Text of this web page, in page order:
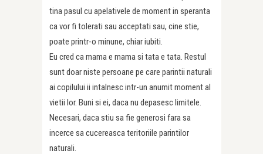
tina pasul cu apelativele de moment in speranta
ca vor fi tolerati sau acceptati sau, cine stie,
poate printr-o minune, chiar iubiti.
Eu cred ca mama e mama si tata e tata. Restul
sunt doar niste persoane pe care parintii naturali
ai copilului ii intalnesc intr-un anumit moment al
vietii lor. Buni si ei, daca nu depasesc limitele.
Necesari, daca stiu sa fie generosi fara sa
incerce sa cucereasca teritoriile parintilor
naturali.